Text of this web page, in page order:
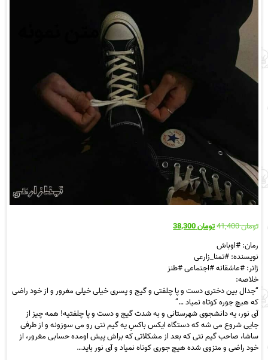
تومان41,400
قیمت
بود.
تومان38,300
قیمت
رمان: #اوباش
نویسنده: #تمنا_زارعی
ژانر: #عاشقانه #اجتماعی #طنز
خلاصه:
“جدال بین دختری دست و پا چلفتی و گیج و پسری خیلی خیلی مغرور و از خود راضی
که هیچ جوره کوتاه نمیاد …”
آی نور، یه دانشجوی شهرستانی و به شدت گیج و دست و پا چلفتیه! همه چیز از
جایی شروع می شه که دستگاه ایکس باکسِ یه گیم نتی رو می سوزونه و از طرفی
ساشا، صاحب گیم نتی که بعد از مشکلاتی که براش پیش اومده حسابی مغرور، از
خود راضی و منزوی شده هیچ جوری کوتاه نمیاد و آی نور باید…